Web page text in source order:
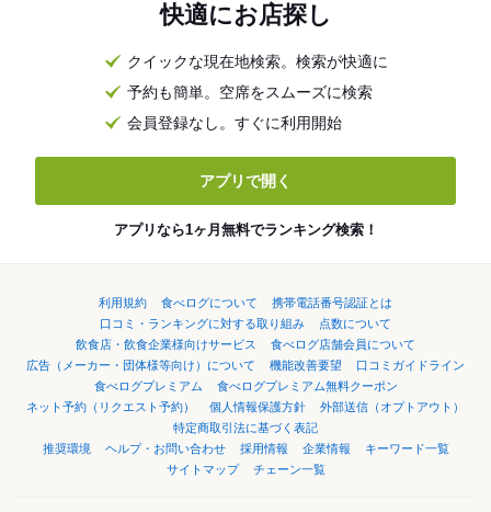
快適にお店探し
クイックな現在地検索。検索が快適に
予約も簡単。空席をスムーズに検索
会員登録なし。すぐに利用開始
アプリで開く
アプリなら1ヶ月無料でランキング検索！
利用規約 食べログについて
携帯電話番号認証とは
口コミ・ランキングに対する取り組み
点数について
飲食店・飲食企業様向けサービス
食べログ店舗会員について
広告（メーカー・団体様等向け）について
機能改善要望
口コミガイドライン
食べログプレミアム
食べログプレミアム無料クーポン
ネット予約（リクエスト予約）
個人情報保護方針
外部送信（オプトアウト）
特定商取引法に基づく表記
推奨環境
ヘルプ・お問い合わせ 採用情報 企業情報
キーワード一覧
サイトマップ
チェーン一覧